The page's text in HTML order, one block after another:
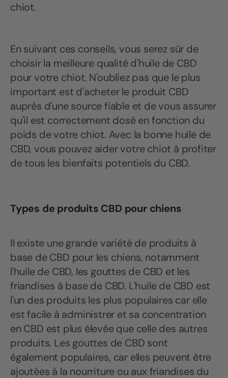
chiot.
En suivant ces conseils, vous serez sûr de
choisir la meilleure qualité d'huile de CBD
pour votre chiot. N'oubliez pas que le plus
important est d'acheter le produit CBD
auprès d'une source fiable et de vous assurer
qu'il est correctement dosé en fonction du
poids de votre chiot. Avec la bonne huile de
CBD, vous pouvez aider votre chiot à profiter
de tous les bienfaits potentiels du CBD.
Types de produits CBD pour chiens
Il existe une grande variété de produits à
base de CBD pour les chiens, notamment
l'huile de CBD, les gouttes de CBD et les
friandises à base de CBD. L'huile de CBD est
l'un des produits les plus populaires car elle
est facile à administrer et sa concentration
en CBD est plus élevée que celle des autres
produits. Les gouttes de CBD sont
également populaires, car elles peuvent être
ajoutées à la nourriture ou aux friandises du